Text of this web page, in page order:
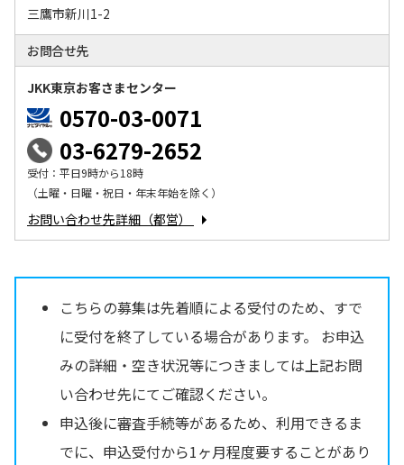
三鷹市新川1-2
お問合せ先
JKK東京お客さまセンター
0570-03-0071
03-6279-2652
受付：平日9時から18時
（土曜・日曜・祝日・年末年始を除く）
お問い合わせ先詳細（都営）
こちらの募集は先着順による受付のため、すで
に受付を終了している場合があります。 お申込
みの詳細・空き状況等につきましては上記お問
い合わせ先にてご確認ください。
申込後に審査手続等があるため、利用できるま
でに、申込受付から1ヶ月程度要することがあり